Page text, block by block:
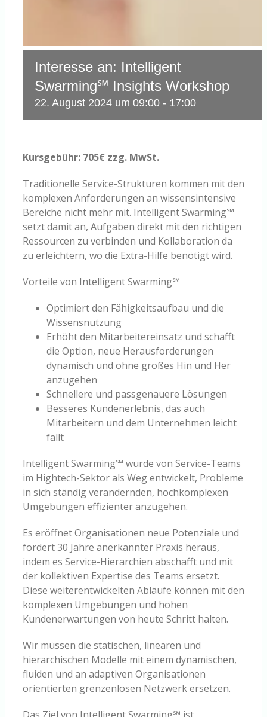
Interesse an: Intelligent
Swarming℠ Insights Workshop
22. August 2024 um 09:00 - 17:00
Kursgebühr: 705€ zzg. MwSt.
Traditionelle Service-Strukturen kommen mit den
komplexen Anforderungen an wissensintensive
Bereiche nicht mehr mit. Intelligent Swarming℠
setzt damit an, Aufgaben direkt mit den richtigen
Ressourcen zu verbinden und Kollaboration da
zu erleichtern, wo die Extra-Hilfe benötigt wird.
Vorteile von Intelligent Swarming℠
Optimiert den Fähigkeitsaufbau und die
Wissensnutzung
Erhöht den Mitarbeitereinsatz und schafft
die Option, neue Herausforderungen
dynamisch und ohne großes Hin und Her
anzugehen
Schnellere und passgenauere Lösungen
Besseres Kundenerlebnis, das auch
Mitarbeitern und dem Unternehmen leicht
fällt
Intelligent Swarming℠ wurde von Service-Teams
im Hightech-Sektor als Weg entwickelt, Probleme
in sich ständig verändernden, hochkomplexen
Umgebungen effizienter anzugehen.
Es eröffnet Organisationen neue Potenziale und
fordert 30 Jahre anerkannter Praxis heraus,
indem es Service-Hierarchien abschafft und mit
der kollektiven Expertise des Teams ersetzt.
Diese weiterentwickelten Abläufe können mit den
komplexen Umgebungen und hohen
Kundenerwartungen von heute Schritt halten.
Wir müssen die statischen, linearen und
hierarchischen Modelle mit einem dynamischen,
fluiden und an adaptiven Organisationen
orientierten grenzenlosen Netzwerk ersetzen.